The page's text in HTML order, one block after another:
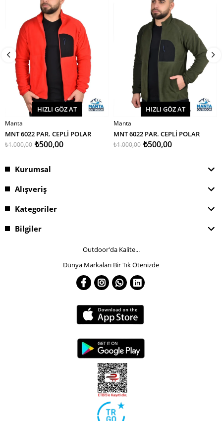
SEPETE EKLE
HIZLI GÖZ AT
Manta
MNT 6022 PAR. CEPLİ POLAR
₺500,00
₺1.000,00
SEPETE EKLE
HIZLI GÖZ AT
Manta
MNT 6022 PAR. CEPLİ POLAR
₺500,00
₺1.000,00
Kurumsal
Alışveriş
Kategoriler
Bilgiler
Outdoor'da Kalite...
Dünya Markaları Bir Tık Ötenizde